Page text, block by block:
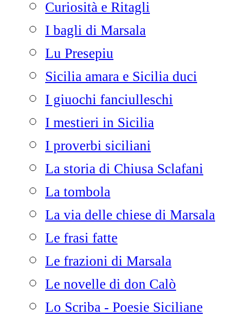
Curiosità e Ritagli
I bagli di Marsala
Lu Presepiu
Sicilia amara e Sicilia duci
I giuochi fanciulleschi
I mestieri in Sicilia
I proverbi siciliani
La storia di Chiusa Sclafani
La tombola
La via delle chiese di Marsala
Le frasi fatte
Le frazioni di Marsala
Le novelle di don Calò
Lo Scriba - Poesie Siciliane